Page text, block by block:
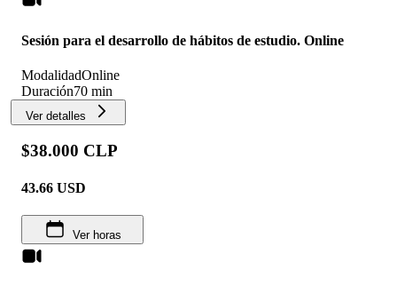
Sesión para el desarrollo de hábitos de estudio. Online
ModalidadOnline
Duración70 min
Ver detalles
$38.000 CLP
43.66 USD
Ver horas